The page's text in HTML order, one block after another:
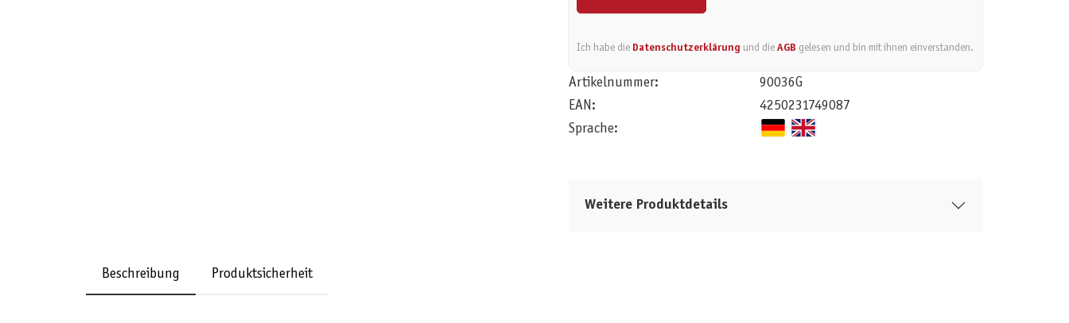
Ich habe die Datenschutzerklärung und dieAGB gelesen und bin mit ihnen einverstanden.
Artikelnummer:
90036G
EAN:
4250231749087
Sprache:
Weitere Produktdetails
Beschreibung Produktsicherheit